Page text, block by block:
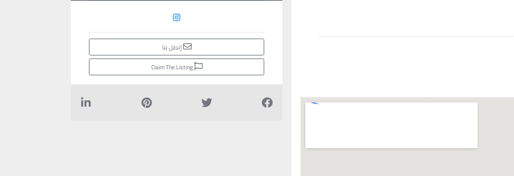
إتصل بنا
Claim The Listing